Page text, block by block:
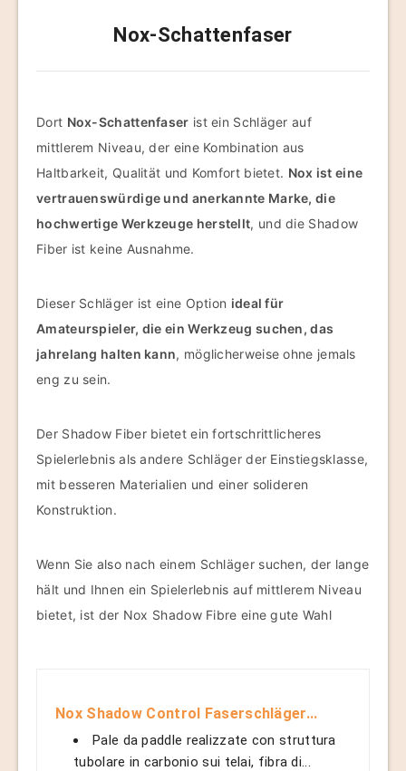
Nox-Schattenfaser
Dort Nox-Schattenfaser ist ein Schläger auf
mittlerem Niveau, der eine Kombination aus
Haltbarkeit, Qualität und Komfort bietet. Nox ist eine
vertrauenswürdige und anerkannte Marke, die
hochwertige Werkzeuge herstellt, und die Shadow
Fiber ist keine Ausnahme.
Dieser Schläger ist eine Option ideal für
Amateurspieler, die ein Werkzeug suchen, das
jahrelang halten kann, möglicherweise ohne jemals
eng zu sein.
Der Shadow Fiber bietet ein fortschrittlicheres
Spielerlebnis als andere Schläger der Einstiegsklasse,
mit besseren Materialien und einer solideren
Konstruktion.
Wenn Sie also nach einem Schläger suchen, der lange
hält und Ihnen ein Spielerlebnis auf mittlerem Niveau
bietet, ist der Nox Shadow Fibre eine gute Wahl
Nox Shadow Control Faserschläger...
Pale da paddle realizzate con struttura
tubolare in carbonio sui telai, fibra di...